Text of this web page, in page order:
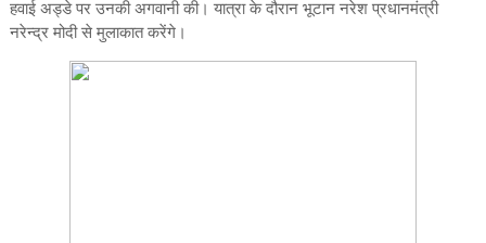
हवाई अड्डे पर उनकी अगवानी की। यात्रा के दौरान भूटान नरेश प्रधानमंत्री
नरेन्‍द्र मोदी से मुलाकात करेंगे।